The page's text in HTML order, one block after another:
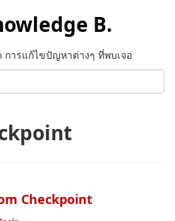
B.
ารแก้ไขปัญหาต่างๆ ที่พบเจอ
Checkpoint